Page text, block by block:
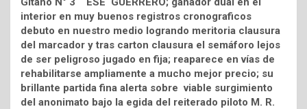
interior en muy buenos registros cronograficos
debuto en nuestro medio logrando meritoria clausura
del marcador y tras carton clausura el semáforo lejos
de ser peligroso jugado en fija; reaparece en vías de
rehabilitarse ampliamente a mucho mejor precio; su
brillante partida fina alerta sobre viable surgimiento
del anonimato bajo la egida del reiterado piloto M. R.